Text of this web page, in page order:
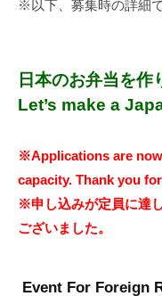
※以下、募集時の詳細で
日本のお弁当を作
Let’s make a
※Applications are
capacity. Thank you
※申し込みが定員に達
ございました。
Event For Foreign